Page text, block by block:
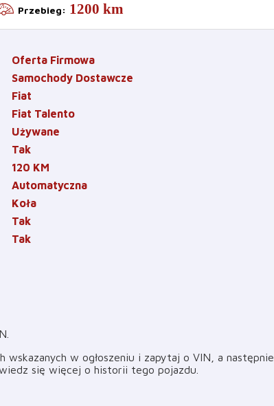
Przebieg: 1200 km
Oferta Firmowa
Samochody Dostawcze
Fiat
Fiat Talento
Używane
Tak
120 KM
Automatyczna
Koła
Tak
Tak
wskazanych w ogłoszeniu i zapytaj o VIN, a następnie
się więcej o historii tego pojazdu